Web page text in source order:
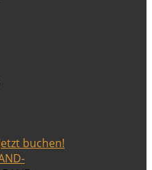
buchen!